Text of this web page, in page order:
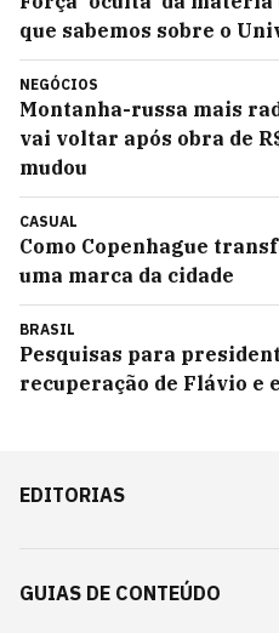
que sabemos sobre o
NEGÓCIOS
Montanha-russa mais
vai voltar após obra de
mudou
CASUAL
Como Copenhague
uma marca da cidade
BRASIL
Pesquisas para
recuperação de Flávio e
EDITORIAS
GUIAS DE CONTEÚDO